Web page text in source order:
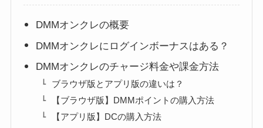
DMMオンクレの概要
DMMオンクレにログインボーナスはある？
DMMオンクレのチャージ料金や課金方法
ブラウザ版とアプリ版の違いは？
【ブラウザ版】DMMポイントの購入方法
【アプリ版】DCの購入方法